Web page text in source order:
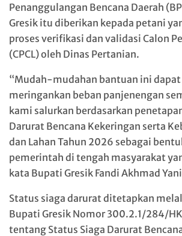
Penanggulangan Bencana Daerah
Gresik itu diberikan kepada petani
proses verifikasi dan validasi Calon
(CPCL) oleh Dinas Pertanian.
“Mudah-mudahan bantuan ini
meringankan beban panjenengan
kami salurkan berdasarkan
Darurat Bencana Kekeringan serta
dan Lahan Tahun 2026 sebagai
pemerintah di tengah masyarakat
kata Bupati Gresik Fandi Akhmad
Status siaga darurat ditetapkan
Bupati Gresik Nomor 300.2.1/284/
tentang Status Siaga Darurat